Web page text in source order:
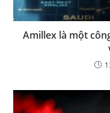
Amillex là một